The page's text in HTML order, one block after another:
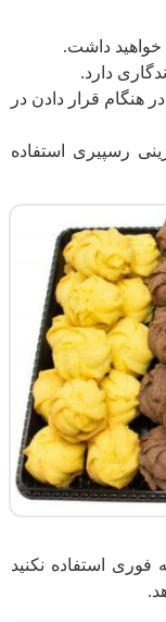
خواهید داشت.
دارد.
هنگام قرار دادن در
رسپیری استفاده
فوری استفاده نکنید